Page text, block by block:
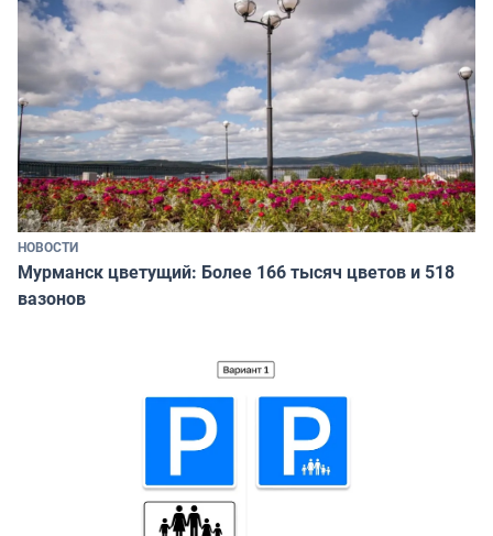
НОВОСТИ
Мурманск цветущий: Более 166 тысяч цветов и 518
вазонов